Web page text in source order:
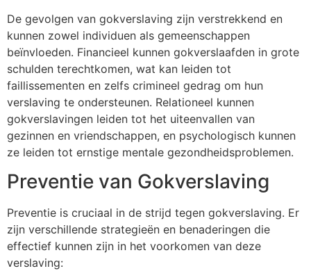
De gevolgen van gokverslaving zijn verstrekkend en
kunnen zowel individuen als gemeenschappen
beïnvloeden. Financieel kunnen gokverslaafden in grote
schulden terechtkomen, wat kan leiden tot
faillissementen en zelfs crimineel gedrag om hun
verslaving te ondersteunen. Relationeel kunnen
gokverslavingen leiden tot het uiteenvallen van
gezinnen en vriendschappen, en psychologisch kunnen
ze leiden tot ernstige mentale gezondheidsproblemen.
Preventie van Gokverslaving
Preventie is cruciaal in de strijd tegen gokverslaving. Er
zijn verschillende strategieën en benaderingen die
effectief kunnen zijn in het voorkomen van deze
verslaving: